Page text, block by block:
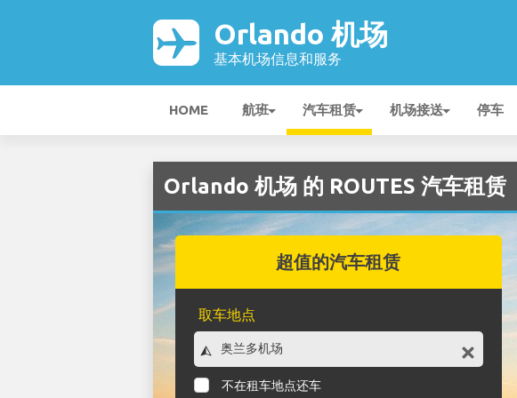
Orlando 机场
基本机场信息和服务
HOME 航班 汽车租赁 机场接送 停车
Orlando 机场 的 ROUTES 汽车租赁
超值的汽车租赁
取车地点
不在租车地点还车